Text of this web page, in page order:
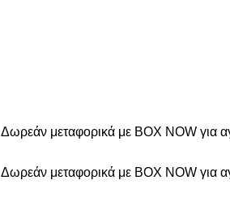
Δωρεάν μεταφορικά με BOX NOW για
Δωρεάν μεταφορικά με BOX NOW για